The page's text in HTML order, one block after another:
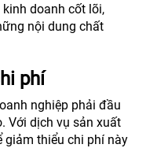
doanh cốt lõi,
nội dung chất
phí
nghiệp phải đầu
Với dịch vụ sản xuất
giảm thiểu chi phí này